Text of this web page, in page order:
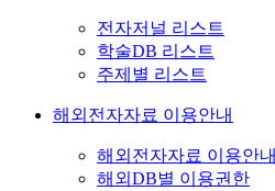
전자저널 리스트
학술DB 리스트
주제별 리스트
해외전자자료 이용안내
해외전자자료 이용안내
해외DB별 이용권한